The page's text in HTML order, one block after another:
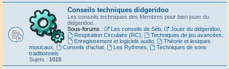
Conseils techniques didgeridoo
Les conseils techniques des Membres pour bien jouer du
didgeridoo.
Sous-forums :
Les conseils de Séb, Jouer du didgeridoo,
Respiration Circulaire (RC)
Techniques de jeu avancées
Enregistrement et logiciels audio,
Théorie et lexiques
musicaux
Conseils d'achat, Les Rythmes
Techniques de sons
traditionnels
Sujets : 1015